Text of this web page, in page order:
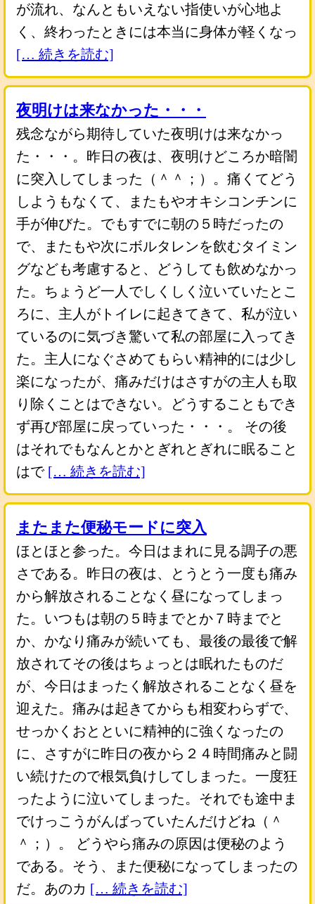
が流れ、なんともいえない指使いが心地よ
く、終わったときには本当に身体が軽くなっ
[… 続きを読む]
夜明けは来なかった・・・
残念ながら期待していた夜明けは来なかっ
た・・・。昨日の夜は、夜明けどころか暗闇
に突入してしまった（＾＾；）。痛くてどう
しようもなくて、またもやオキシコンチンに
手が伸びた。でもすでに朝の５時だったの
で、またもや次にボルタレンを飲むタイミン
グなども考慮すると、どうしても飲めなかっ
た。ちょうど一人でしくしく泣いていたとこ
ろに、主人がトイレに起きてきて、私が泣い
ているのに気づき驚いて私の部屋に入ってき
た。主人になぐさめてもらい精神的には少し
楽になったが、痛みだけはさすがの主人も取
り除くことはできない。どうすることもでき
ず再び部屋に戻っていった・・・。 その後
はそれでもなんとかとぎれとぎれに眠ること
はで [… 続きを読む]
またまた便秘モードに突入
ほとほと参った。今日はまれに見る調子の悪
さである。昨日の夜は、とうとう一度も痛み
から解放されることなく昼になってしまっ
た。いつもは朝の５時までとか７時までと
か、かなり痛みが続いても、最後の最後で解
放されてその後はちょっとは眠れたものだ
が、今日はまったく解放されることなく昼を
迎えた。痛みは起きてからも相変わらずで、
せっかくおとといに精神的に強くなったの
に、さすがに昨日の夜から２４時間痛みと闘
い続けたので根気負けしてしまった。一度狂
ったように泣いてしまった。それでも途中ま
でけっこうがんばっていたんだけどね（＾
＾；）。 どうやら痛みの原因は便秘のよう
である。そう、また便秘になってしまったの
だ。あのカ [… 続きを読む]